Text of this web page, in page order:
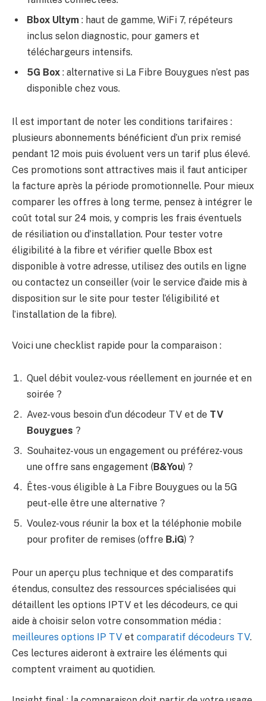
Bbox Ultym : haut de gamme, WiFi 7, répéteurs
inclus selon diagnostic, pour gamers et
téléchargeurs intensifs.
5G Box : alternative si La Fibre Bouygues n’est pas
disponible chez vous.
Il est important de noter les conditions tarifaires :
plusieurs abonnements bénéficient d’un prix remisé
pendant 12 mois puis évoluent vers un tarif plus élevé.
Ces promotions sont attractives mais il faut anticiper
la facture après la période promotionnelle. Pour mieux
comparer les offres à long terme, pensez à intégrer le
coût total sur 24 mois, y compris les frais éventuels
de résiliation ou d’installation. Pour tester votre
éligibilité à la fibre et vérifier quelle Bbox est
disponible à votre adresse, utilisez des outils en ligne
ou contactez un conseiller (voir le service d’aide mis à
disposition sur le site pour tester l’éligibilité et
l’installation de la fibre).
Voici une checklist rapide pour la comparaison :
Quel débit voulez-vous réellement en journée et en
soirée ?
Avez-vous besoin d’un décodeur TV et de TV
Bouygues ?
Souhaitez-vous un engagement ou préférez-vous
une offre sans engagement (B&You) ?
Êtes-vous éligible à La Fibre Bouygues ou la 5G
peut-elle être une alternative ?
Voulez-vous réunir la box et la téléphonie mobile
pour profiter de remises (offre B.iG) ?
Pour un aperçu plus technique et des comparatifs
étendus, consultez des ressources spécialisées qui
détaillent les options IPTV et les décodeurs, ce qui
aide à choisir selon votre consommation média :
meilleures options IP TV et comparatif décodeurs TV.
Ces lectures aideront à extraire les éléments qui
comptent vraiment au quotidien.